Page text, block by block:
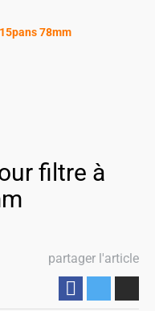
78mm
filtre à
partager l'article